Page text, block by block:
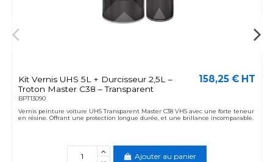
Kit Vernis UHS 5L + Durcisseur 2,5L –
Troton Master C38 – Transparent
BPT13090
158,25 € HT
Vernis peinture voiture UHS Transparent Master C38 VHS avec une forte teneur
en résine. Offrant une protection longue durée, et une brillance incomparable.
Ajouter au panier